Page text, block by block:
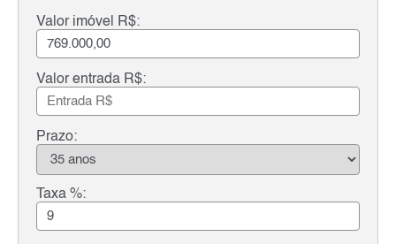
Valor imóvel R$:
Valor entrada R$:
Prazo:
Taxa %: